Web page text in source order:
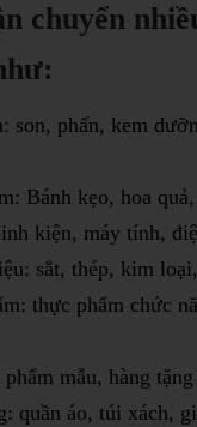
chuyển
son, phấn, kem
Bánh kẹo, hoa
kiện, máy tính,
sắt, thép, kim
thực phẩm chức
phẩm mẫu, hàng
quần áo, túi xách,